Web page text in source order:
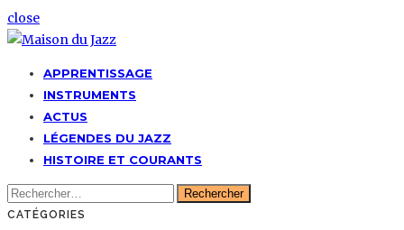
close
APPRENTISSAGE
INSTRUMENTS
ACTUS
LÉGENDES DU JAZZ
HISTOIRE ET COURANTS
Rechercher :
CATÉGORIES